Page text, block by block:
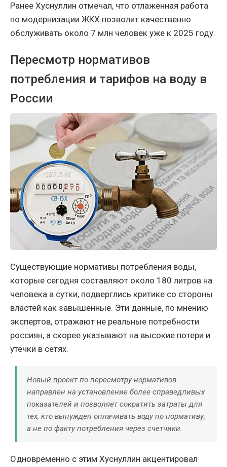
Ранее Хуснуллин отмечал, что отлаженная работа
по модернизации ЖКХ позволит качественно
обслуживать около 7 млн человек уже к 2025 году.
Пересмотр нормативов
потребления и тарифов на воду в
России
Существующие нормативы потребления воды,
которые сегодня составляют около 180 литров на
человека в сутки, подверглись критике со стороны
властей как завышенные. Эти данные, по мнению
экспертов, отражают не реальные потребности
россиян, а скорее указывают на высокие потери и
утечки в сетях.
Новый проект по пересмотру нормативов
направлен на установление более справедливых
показателей и позволяет сократить затраты для
тех, кто вынужден оплачивать воду по нормативу,
а не по факту потребления через счетчики.
Одновременно с этим Хуснуллин акцентировал